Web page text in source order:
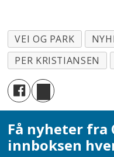
VEI OG PARK
PER KRISTIANSEN
Få nyheter fra
innboksen